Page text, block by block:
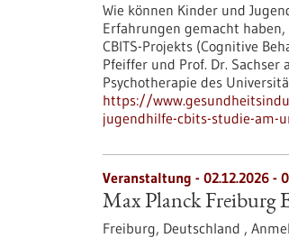
Wie können Kinder und
Erfahrungen gemacht
CBITS-​Projekts (Cognitive
Pfeiffer und Prof. Dr.
Psychotherapie des
https://
jugendhilfe-cbits-studie-am-
Veranstaltung - 02.12.2026 -
Max Planck Freiburg
Freiburg, Deutschland ,